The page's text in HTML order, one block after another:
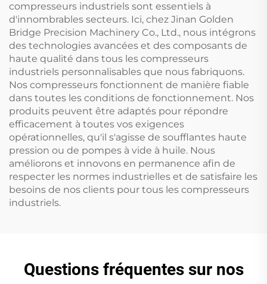
compresseurs industriels sont essentiels à
d'innombrables secteurs. Ici, chez Jinan Golden
Bridge Precision Machinery Co., Ltd., nous intégrons
des technologies avancées et des composants de
haute qualité dans tous les compresseurs
industriels personnalisables que nous fabriquons.
Nos compresseurs fonctionnent de manière fiable
dans toutes les conditions de fonctionnement. Nos
produits peuvent être adaptés pour répondre
efficacement à toutes vos exigences
opérationnelles, qu'il s'agisse de soufflantes haute
pression ou de pompes à vide à huile. Nous
améliorons et innovons en permanence afin de
respecter les normes industrielles et de satisfaire les
besoins de nos clients pour tous les compresseurs
industriels.
Questions fréquentes sur nos